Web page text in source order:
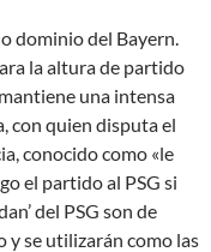
dominio del Bayern.
la altura de partido
una intensa
con quien disputa el
conocido como «le
el partido al PSG si
del PSG son de
y se utilizarán como las